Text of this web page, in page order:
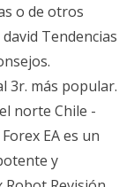
o de otros
Tendencias
3r. más popular.
norte Chile -
EA es un
y